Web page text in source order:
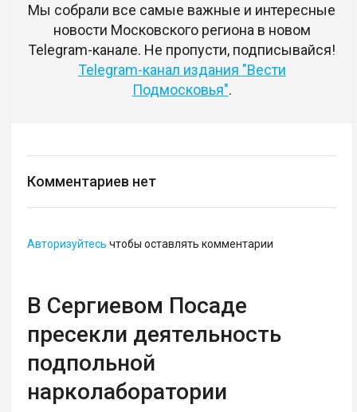
Мы собрали все самые важные и интересные
новости Московского региона в новом
Telegram-канале. Не пропусти, подписывайся!
Telegram-канал издания "Вести
Подмосковья".
Комментариев нет
Авторизуйтесь чтобы оставлять комментарии
В Сергиевом Посаде
пресекли деятельность
подпольной
нарколаборатории